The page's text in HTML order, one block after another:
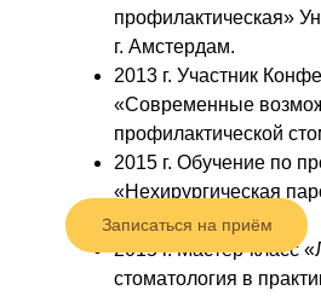
профилактическая»
г. Амстердам.
2013 г. Участник
«Современные
профилактической
2015 г. Обучение по
«Нехирургическая
терапия».
2015 г. Мастер-класс
стоматология в
Записаться на приём